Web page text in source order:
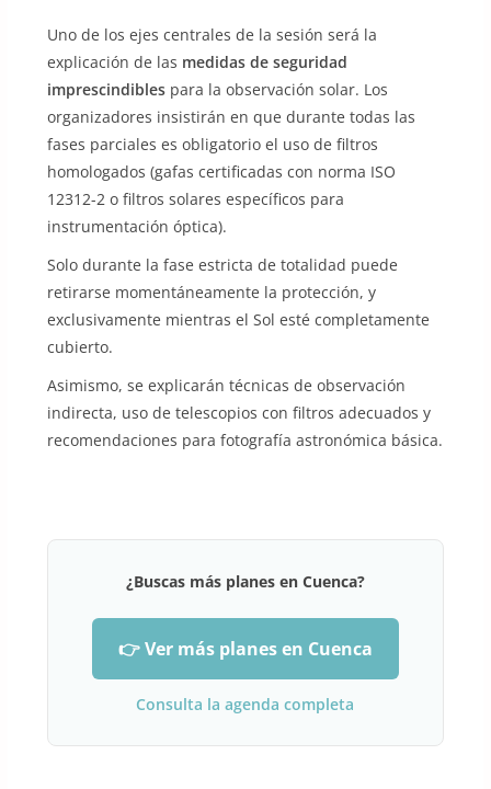
Uno de los ejes centrales de la sesión será la
explicación de las medidas de seguridad
imprescindiblespara la observación solar. Los
organizadores insistirán en que durante todas las
fases parciales es obligatorio el uso de filtros
homologados (gafas certificadas con norma ISO
12312-2 o filtros solares específicos para
instrumentación óptica).
Solo durante la fase estricta de totalidad puede
retirarse momentáneamente la protección, y
exclusivamente mientras el Sol esté completamente
cubierto.
Asimismo, se explicarán técnicas de observación
indirecta, uso de telescopios con filtros adecuados y
recomendaciones para fotografía astronómica básica.
¿Buscas más planes en Cuenca?
👉 Ver más planes en Cuenca
Consulta la agenda completa